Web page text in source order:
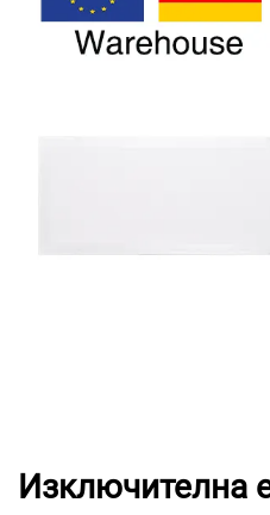
Изключителна